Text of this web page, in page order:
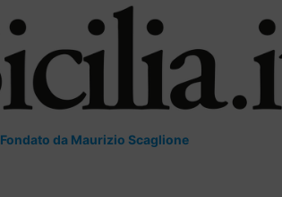
Fondato da Maurizio Scaglione